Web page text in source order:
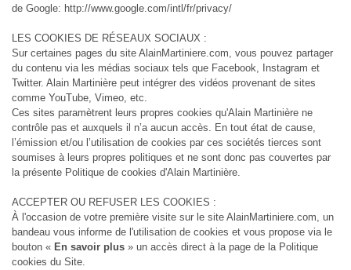
de Google: http://www.google.com/intl/fr/privacy/
LES COOKIES DE RÉSEAUX SOCIAUX :
Sur certaines pages du site AlainMartiniere.com, vous pouvez partager
du contenu via les médias sociaux tels que Facebook, Instagram et
Twitter. Alain Martinière peut intégrer des vidéos provenant de sites
comme YouTube, Vimeo, etc.
Ces sites paramètrent leurs propres cookies qu'Alain Martinière ne
contrôle pas et auxquels il n’a aucun accès. En tout état de cause,
l’émission et/ou l’utilisation de cookies par ces sociétés tierces sont
soumises à leurs propres politiques et ne sont donc pas couvertes par
la présente Politique de cookies d'Alain Martinière.
ACCEPTER OU REFUSER LES COOKIES :
À l'occasion de votre première visite sur le site AlainMartiniere.com, un
bandeau vous informe de l'utilisation de cookies et vous propose via le
bouton « En savoir plus » un accès direct à la page de la Politique
cookies du Site.